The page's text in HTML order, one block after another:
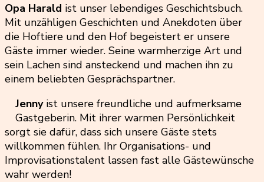
Opa Harald ist unser lebendiges Geschichtsbuch.
Mit unzähligen Geschichten und Anekdoten über
die Hoftiere und den Hof begeistert er unsere
Gäste immer wieder. Seine warmherzige Art und
sein Lachen sind ansteckend und machen ihn zu
einem beliebten Gesprächspartner.
Jennyist unsere freundliche und aufmerksame
Gastgeberin. Mit ihrer warmen Persönlichkeit
sorgt sie dafür, dass sich unsere Gäste stets
willkommen fühlen. Ihr Organisations- und
Improvisationstalent lassen fast alle Gästewünsche
wahr werden!